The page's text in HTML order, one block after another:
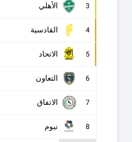
3 الأهلي
4 القادسية
5 الاتحاد
6 التعاون
7 الاتفاق
8 نيوم